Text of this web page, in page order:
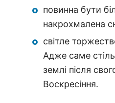
повинна бути
накрохмалена
світле
Адже саме
землі після
Воскресіння.